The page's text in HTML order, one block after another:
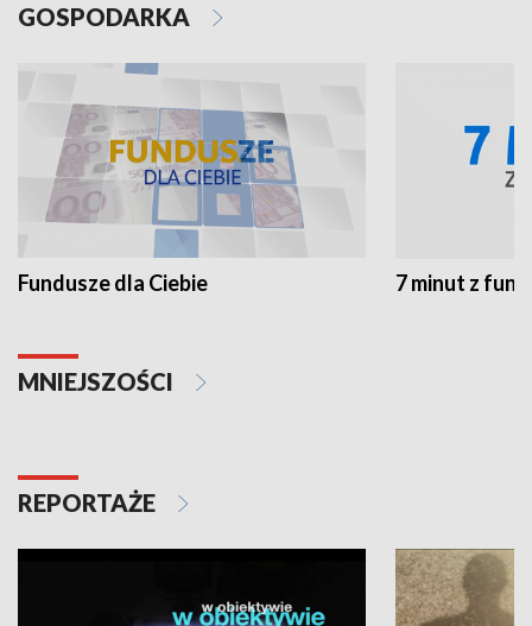
GOSPODARKA
Fundusze dla Ciebie 7 minut z
MNIEJSZOŚCI
REPORTAŻE